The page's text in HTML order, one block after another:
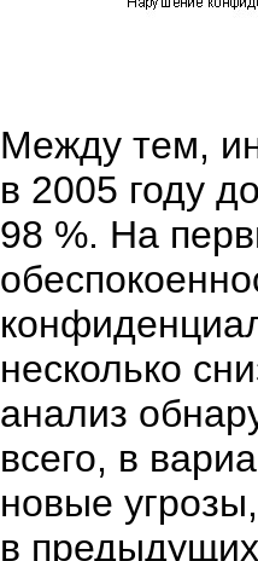
Между тем,
в 2005 году
98 %. На
несколько
анализ
всего, в
новые
в